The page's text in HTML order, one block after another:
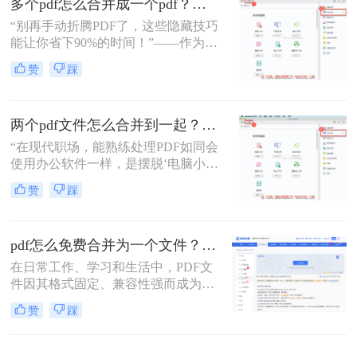
的方法。
多个pdf怎么合并成一个pdf？小编亲测高效方法大公开！
“别再手动折腾PDF了，这些隐藏技巧
能让你省下90%的时间！”——作为从
事电脑办公软件测评多年的博主，小
编经常收到读者关于PDF合并的求
方法，帮你解决操作繁琐、安全隐忧
等核心困扰。那么多个pdf怎么合并成
一个pdf呢？本文基于真实测试和数
用技能。
赞 踩
两个pdf文件怎么合并到一起？3分钟教会你5种专业方法，最后一招绝了！
“在现代职场，能熟练处理PDF如同会
使用办公软件一样，是摆脱‘电脑小
白’标签、提升个人效率的隐形核心竞
争力。”——小编“领导刚把项目合同
急的！”这样的场景，你是否熟悉？
赞 踩
pdf怎么免费合并为一个文件？五种免费合并方法详解！
在日常工作、学习和生活中，PDF文
件因其格式固定、兼容性强而成为文
档交换的主流格式。然而，我们经常
遇到需要将多个PDF文件合并为一个
赞 踩